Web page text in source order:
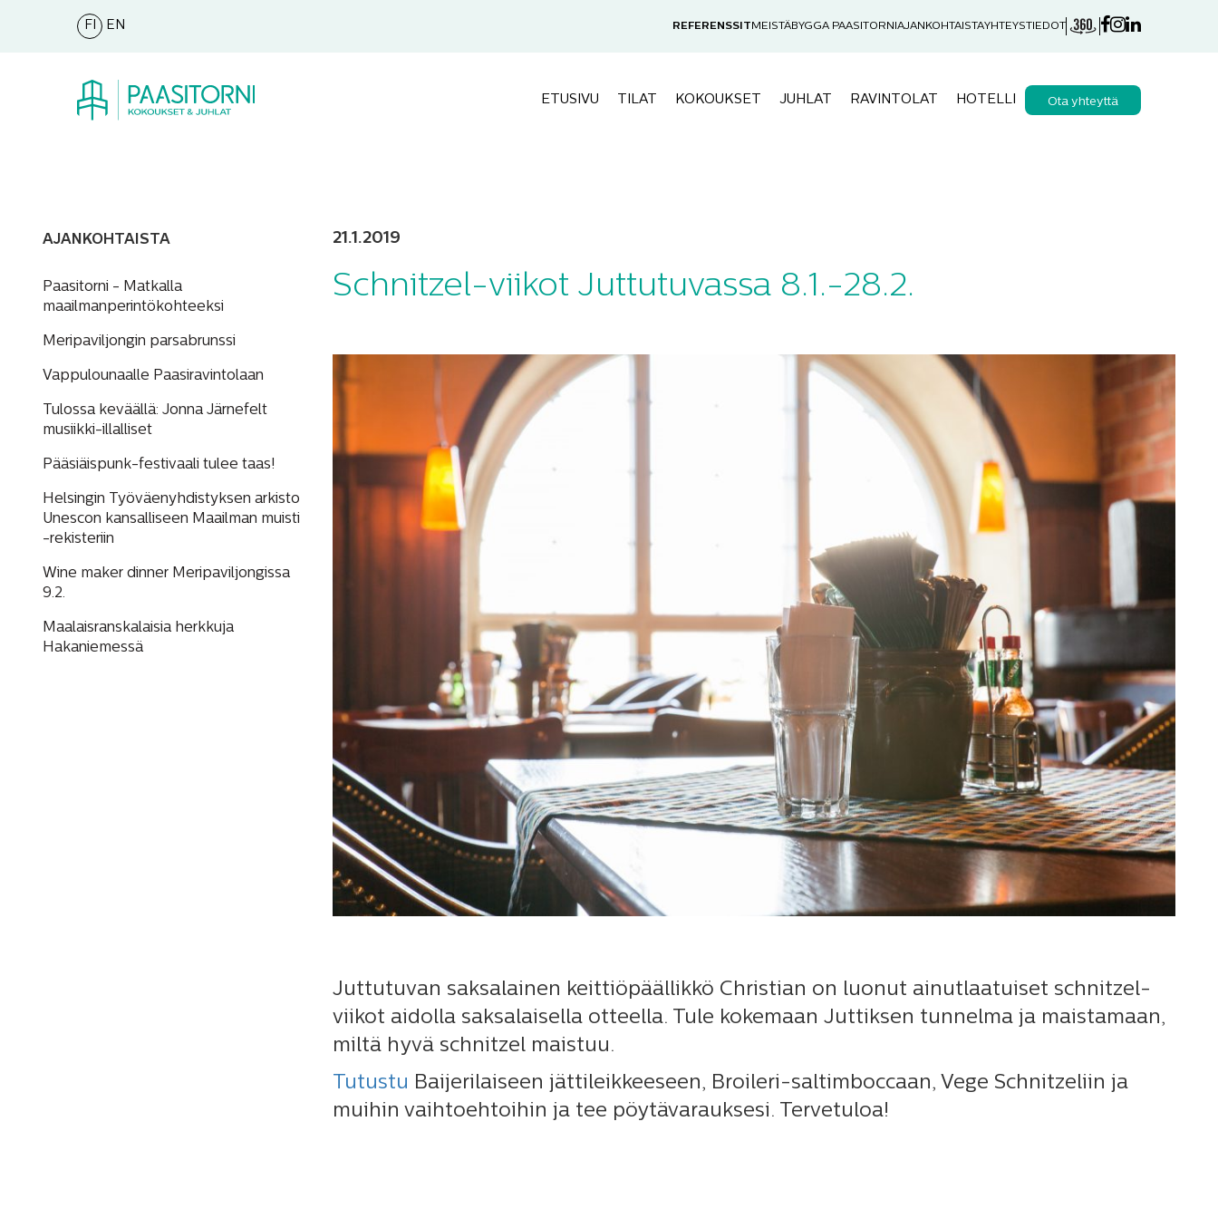
FI EN REFERENSSIT MEISTÄBYGGA PAASITORNI AJANKOHTAISTAYHTEYSTIEDOT
ETUSIVU TILAT KOKOUKSET JUHLAT RAVINTOLAT HOTELLI Ota yhteyttä
21.1.2019
Schnitzel-viikot Juttutuvassa 8.1.-28.2.
Juttutuvan saksalainen keittiöpäällikkö Christian on luonut ainutlaatuiset schnitzel-
viikot aidolla saksalaisella otteella. Tule kokemaan Juttiksen tunnelma ja maistamaan,
miltä hyvä schnitzel maistuu.
Tutustu Baijerilaiseen jättileikkeeseen, Broileri-saltimboccaan, Vege Schnitzeliin ja
muihin vaihtoehtoihin ja tee pöytävarauksesi. Tervetuloa!
AJANKOHTAISTA
Paasitorni - Matkalla
maailmanperintökohteeksi
Meripaviljongin parsabrunssi
Vappulounaalle Paasiravintolaan
Tulossa keväällä: Jonna Järnefelt
musiikki-illalliset
Pääsiäispunk-festivaali tulee taas!
Helsingin Työväenyhdistyksen arkisto
Unescon kansalliseen Maailman muisti
-rekisteriin
Wine maker dinner Meripaviljongissa
9.2.
Maalaisranskalaisia herkkuja
Hakaniemessä